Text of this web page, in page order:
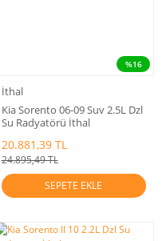
%16
İthal
Kia Sorento 06-09 Suv 2.5L Dzl
Su Radyatörü İthal
20.881,39 TL
24.895,49 TL
SEPETE EKLE